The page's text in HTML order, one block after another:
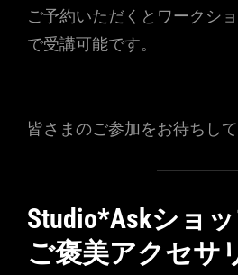
ご予約いただくとワークシ
で受講可能です。
皆さまのご参加をお待ちし
Studio*Askショ
ご褒美アクセサ